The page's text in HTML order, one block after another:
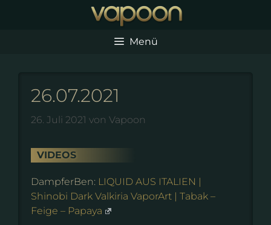
Menü
26.07.2021
26. Juli 2021 von Vapoon
VIDEOS
DampferBen: LIQUID AUS ITALIEN |
Shinobi Dark Valkiria VaporArt | Tabak –
Feige – Papaya